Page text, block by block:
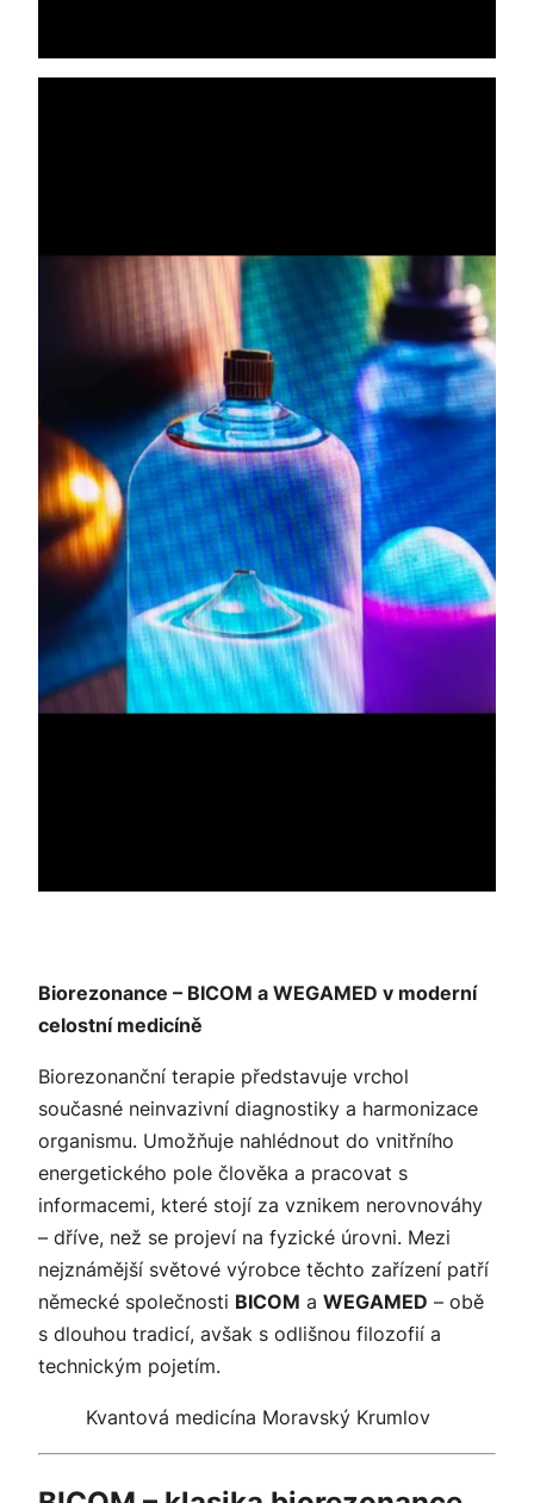
Biorezonance – BICOM a WEGAMED v moderní
celostní medicíně
Biorezonanční terapie představuje vrchol
současné neinvazivní diagnostiky a harmonizace
organismu. Umožňuje nahlédnout do vnitřního
energetického pole člověka a pracovat s
informacemi, které stojí za vznikem nerovnováhy
– dříve, než se projeví na fyzické úrovni. Mezi
nejznámější světové výrobce těchto zařízení patří
německé společnosti BICOM a WEGAMED – obě
s dlouhou tradicí, avšak s odlišnou filozofií a
technickým pojetím.
Kvantová medicína Moravský Krumlov